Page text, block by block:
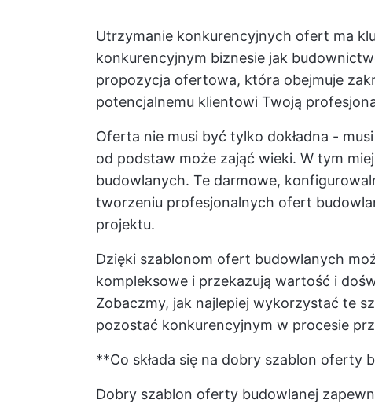
Utrzymanie konkurencyjnych ofert ma
konkurencyjnym biznesie jak
propozycja ofertowa, która obejmuje
potencjalnemu klientowi Twoją
Oferta nie musi być tylko dokładna -
od podstaw może zająć wieki. W tym
budowlanych. Te darmowe,
tworzeniu profesjonalnych ofert
projektu.
Dzięki szablonom ofert budowlanych
kompleksowe i przekazują wartość i
Zobaczmy, jak najlepiej wykorzystać te
pozostać konkurencyjnym w procesie
**Co składa się na dobry szablon oferty
Dobry szablon oferty budowlanej